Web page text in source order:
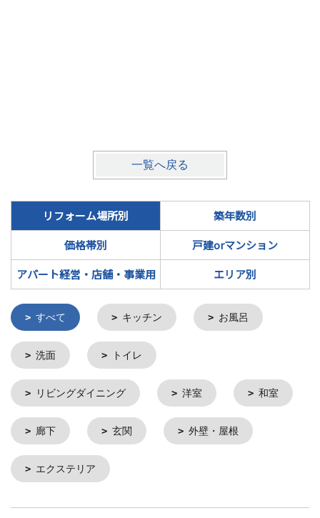
一覧へ戻る
リフォーム場所別
築年数別
価格帯別
戸建orマンション
アパート経営・店舗・事業用
エリア別
すべて キッチン お風呂
洗面 トイレ
リビングダイニング 洋室 和室
廊下 玄関 外壁・屋根
エクステリア